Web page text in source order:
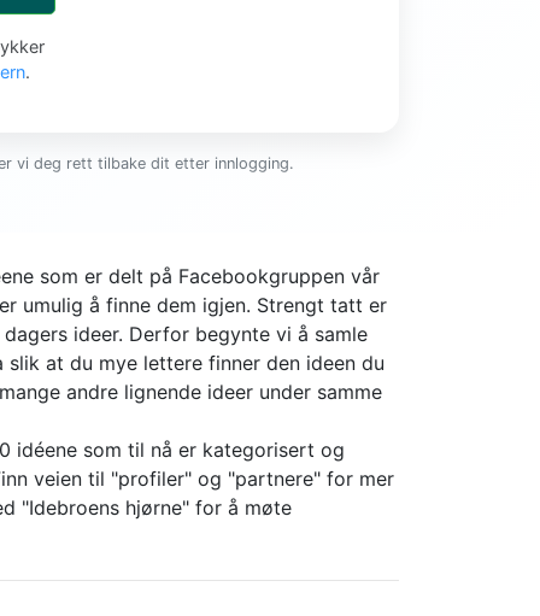
.
vi deg rett tilbake dit etter innlogging.
som er delt på Facebookgruppen vår
umulig å finne dem igjen. Strengt tatt er
ideer. Derfor begynte vi å samle
at du mye lettere finner den ideen du
andre lignende ideer under samme
idéene som til nå er kategorisert og
veien til "profiler" og "partnere" for mer
"Idebroens hjørne" for å møte